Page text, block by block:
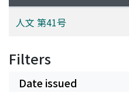
人文 第41号
Filters
Date issued